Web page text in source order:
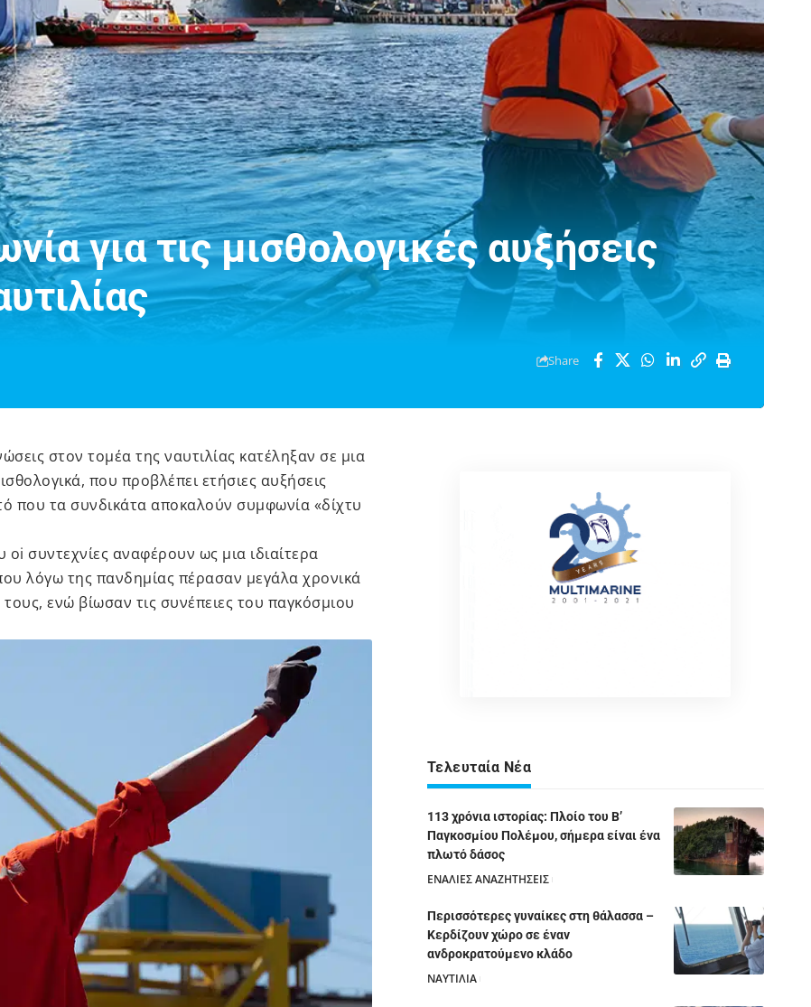
για τις μισθολογικές αυξήσεις
Share
στον τομέα της ναυτιλίας κατέληξαν σε μια
που προβλέπει ετήσιες αυξήσεις
που τα συνδικάτα αποκαλούν συμφωνία «δίχτυ
συντεχνίες αναφέρουν ως μια ιδιαίτερα
λόγω της πανδημίας πέρασαν μεγάλα χρονικά
ενώ βίωσαν τις συνέπειες του παγκόσμιου
Τελευταία Νέα
113 χρόνια ιστορίας: Πλοίο του Β’
Παγκοσμίου Πολέμου, σήμερα είναι ένα
πλωτό δάσος
ΕΝΑΛΙΕΣ ΑΝΑΖΗΤΗΣΕΙΣ
Περισσότερες γυναίκες στη θάλασσα –
Κερδίζουν χώρο σε έναν
ανδροκρατούμενο κλάδο
ΝΑΥΤΙΛΙΑ